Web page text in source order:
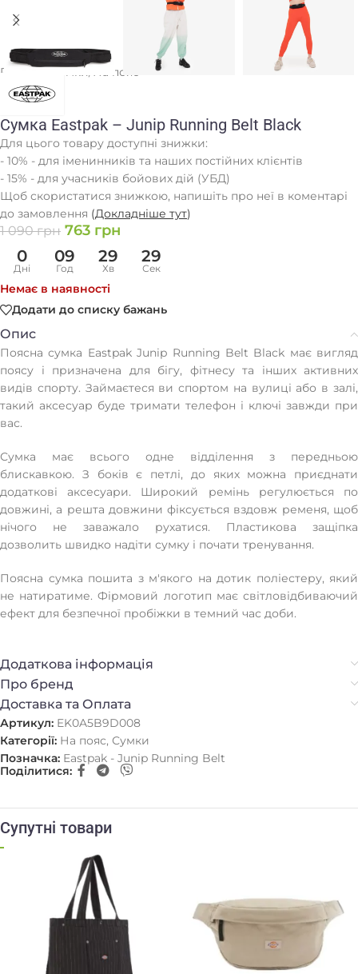
Головна/Сумки/ На пояс
Сумка Eastpak – Junip Running Belt Black
Для цього товару доступні знижки:
- 10% - для іменинників та наших постійних клієнтів
- 15% - для учасників бойових дій (УБД)
Щоб скористатися знижкою, напишіть про неї в коментарі
до замовлення (Докладніше тут)
1 090грн 763 грн
0
Дні
09
Год
29
Хв
29
Сек
Немає в наявності
Додати до списку бажань
Опис
Поясна сумка Eastpak Junip Running Belt Black має вигляд
поясу і призначена для бігу, фітнесу та інших активних
видів спорту. Займаєтеся ви спортом на вулиці або в залі,
такий аксесуар буде тримати телефон і ключі завжди при
вас.
Сумка має всього одне відділення з передньою
блискавкою. З боків є петлі, до яких можна приєднати
додаткові аксесуари. Широкий ремінь регулюється по
довжині, а решта довжини фіксується вздовж ременя, щоб
нічого не заважало рухатися. Пластикова защіпка
дозволить швидко надіти сумку і почати тренування.
Поясна сумка пошита з м'якого на дотик поліестеру, який
не натиратиме. Фірмовий логотип має світловідбиваючий
ефект для безпечної пробіжки в темний час доби.
Додаткова інформація
Про бренд
Доставка та Оплата
Артикул: EK0A5B9D008
Категорії: На пояс, Сумки
Позначка: Eastpak - Junip Running Belt
Поділитися:
Супутні товари